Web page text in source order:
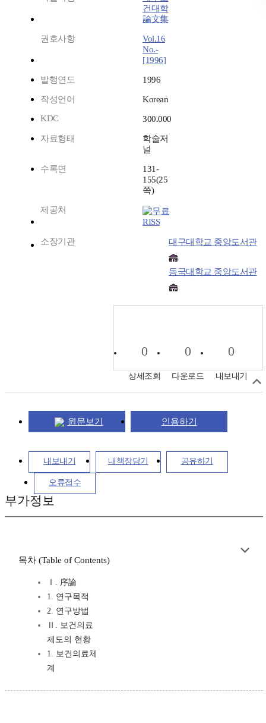
건대학
論文集
권호사항
Vol.16
No.-
[1996]
발행연도 1996
작성언어
Korean
KDC
300.000
자료형태
학술저
널
수록면
131-
155(25
쪽)
제공처
RISS
소장기관 대구대학교 중앙도서관
동국대학교 중앙도서관
0
상세조회
0
다운로드
0
내보내기
원문보기 인용하기
내보내기 내책장담기 공유하기
오류접수
부가정보
목차 (Table of Contents)
Ⅰ. 序論
1. 연구목적
2. 연구방법
Ⅱ. 보건의료
제도의 현황
1. 보건의료체
계